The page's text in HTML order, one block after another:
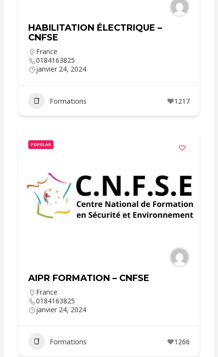
HABILITATION ÉLECTRIQUE –
CNFSE
France
0184163825
janvier 24, 2024
Formations 1217
POPULAR
AIPR FORMATION – CNFSE
France
0184163825
janvier 24, 2024
Formations 1266